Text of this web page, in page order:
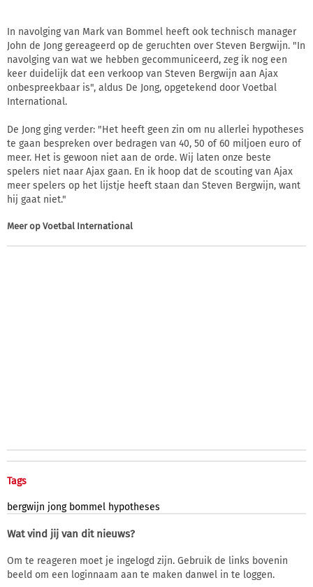
In navolging van Mark van Bommel heeft ook technisch manager
John de Jong gereageerd op de geruchten over Steven Bergwijn. "In
navolging van wat we hebben gecommuniceerd, zeg ik nog een
keer duidelijk dat een verkoop van Steven Bergwijn aan Ajax
onbespreekbaar is", aldus De Jong, opgetekend door Voetbal
International.
De Jong ging verder: "Het heeft geen zin om nu allerlei hypotheses
te gaan bespreken over bedragen van 40, 50 of 60 miljoen euro of
meer. Het is gewoon niet aan de orde. Wij laten onze beste
spelers niet naar Ajax gaan. En ik hoop dat de scouting van Ajax
meer spelers op het lijstje heeft staan dan Steven Bergwijn, want
hij gaat niet."
Meer op Voetbal International
Tags
bergwijn jong bommel hypotheses
Wat vind jij van dit nieuws?
Om te reageren moet je ingelogd zijn. Gebruik de links bovenin
beeld om een loginnaam aan te maken danwel in te loggen.